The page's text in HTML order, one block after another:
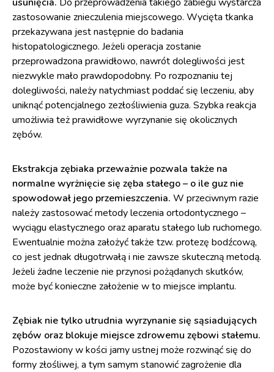
zastosowanie znieczulenia miejscowego. Wycięta tkanka
przekazywana jest następnie do badania
histopatologicznego. Jeżeli operacja zostanie
przeprowadzona prawidłowo, nawrót dolegliwości jest
niezwykle mało prawdopodobny. Po rozpoznaniu tej
dolegliwości, należy natychmiast poddać się leczeniu, aby
uniknąć potencjalnego zezłośliwienia guza. Szybka reakcja
umożliwia też prawidłowe wyrzynanie się okolicznych
zębów.
Ekstrakcja zębiaka przeważnie pozwala także na
normalne wyrżnięcie się zęba stałego – o ile guz nie
spowodował jego przemieszczenia. W przeciwnym razie
należy zastosować metody leczenia ortodontycznego –
wyciągu elastycznego oraz aparatu stałego lub ruchomego.
Ewentualnie można założyć także tzw. protezę bodźcową,
co jest jednak długotrwałą i nie zawsze skuteczną metodą.
Jeżeli żadne leczenie nie przynosi pożądanych skutków,
może być konieczne założenie w to miejsce implantu.
Zębiak nie tylko utrudnia wyrzynanie się sąsiadujących
zębów oraz blokuje miejsce zdrowemu zębowi stałemu.
Pozostawiony w kości jamy ustnej może rozwinąć się do
formy złośliwej, a tym samym stanowić zagrożenie dla